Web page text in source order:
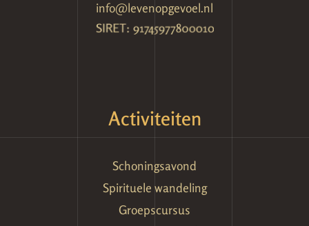
info@levenopgevoel.nl
Activiteiten
Schoningsavond
Spirituele wandeling
Groepscursus